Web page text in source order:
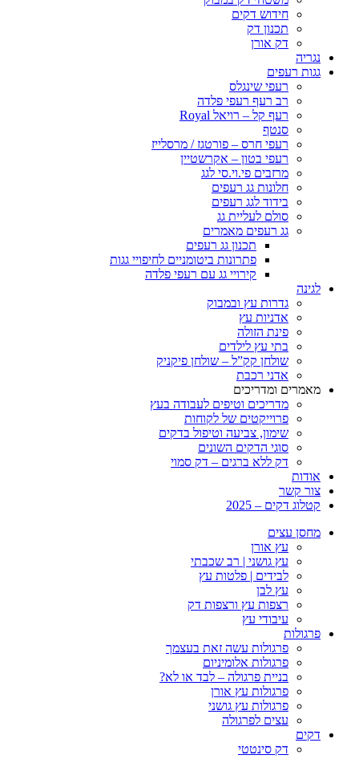
חידוש דקים
תכנון דק
דק אורן
נגריה
גגות רעפים
רעפי שינגלס
רב רעף רעפי פלדה
רעף קל – רויאל Royal
סנטף
רעפי חרס – פורטגז / מרסלייז
רעפי בטון – אקרשטיין
מרזבים פי.וי.סי לגג
חלונות גג רעפים
בידוד לגג רעפים
סולם לעליית גג
גג רעפים מאמרים
תכנון גג רעפים
פתרונות ביטומניים לחיפויי גגות
קירויי גג עם רעפי פלדה
לגינה
גדרות עץ ובמבוק
אדניות עץ
פינת הזולה
בתי עץ לילדים
שולחן קק”ל – שולחן פיקניק
אדני רכבת
מאמרים ומדריכים
מדריכים וטיפים לעבודה בעץ
פרוייקטים של לקוחות
שימון, צביעה וטיפול בדקים
סוגי הדקים השונים
דק ללא ברגים – דק סמוי
אודות
צור קשר
קטלוג דקים – 2025
מחסן עצים
עץ אורן
עץ גושני | רב שכבתי
לבידים | פלטות עץ
עץ לבן
רצפות עץ ורצפות דק
עיבודי עץ
פרגולות
פרגולות עשה זאת בעצמך
פרגולות אלומיניום
בניית פרגולה – לבד או לא?
פרגולות עץ אורן
פרגולות עץ גושני
עצים לפרגולה
דקים
דק סינטטי